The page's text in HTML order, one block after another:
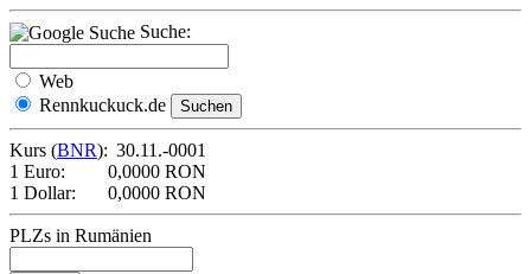
Suche:
Web
Rennkuckuck.de
Kurs (BNR): 30.11.-0001
1 Euro:
0,0000 RON
1 Dollar:
0,0000 RON
PLZs in Rumänien